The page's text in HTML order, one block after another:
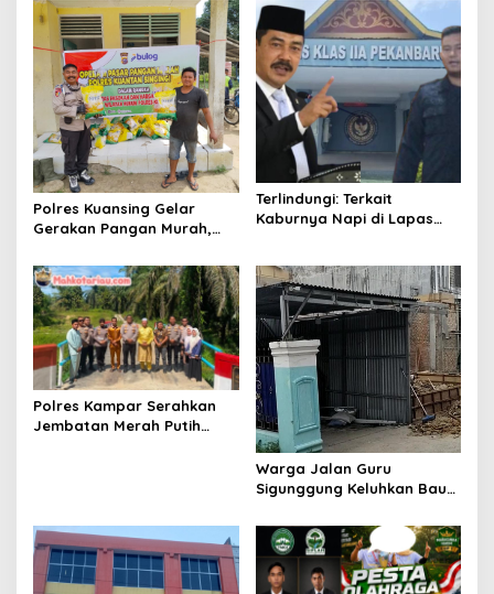
i
p
s
Polres Kuansing Gelar
Gerakan Pangan Murah,
SPHP untuk Masyarakat
Terlindungi: Terkait
Kaburnya Napi di Lapas
Kepada Menteri Imipas
Agar Kasi Binadik Lapas
Kelas IIA Pekanbaru Ridho
Juga Dicopot
Polres Kampar Serahkan
Jembatan Merah Putih
Warga Jalan Guru
Sigunggung Keluhkan Bau
Dinilai Tidak Jalani SOP